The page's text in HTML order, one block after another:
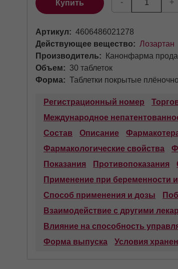
Купить - +
Артикул
4606486021278
Действующее вещество
Лозартан
Производитель
Канонфарма
Объем
30 таблеток
Форма
Таблетки покрытые
Регистрационный номер
Международное
Состав
Описание
Фармакологические свойства
Показания
Противопоказания
Применение при беременности
Способ применения и дозы
Взаимодействие с другими
Влияние на способность
Форма выпуска
Условия